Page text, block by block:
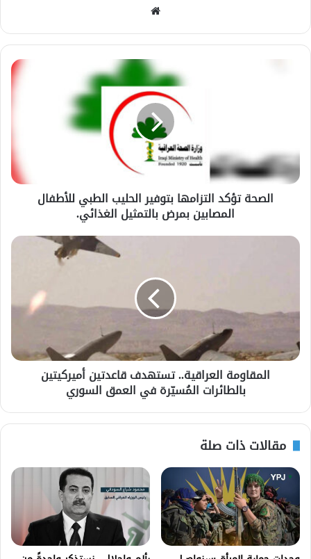
الصحة تؤكد التزامها بتوفير الحليب الطبي للأطفال
المصابين بمرض بالتمثيل الغذائي.
المقاومة العراقية.. تستهدف قاعدتين أميركيتين
بالطائرات المُسيّرة في العمق السوري
مقالات ذات صلة